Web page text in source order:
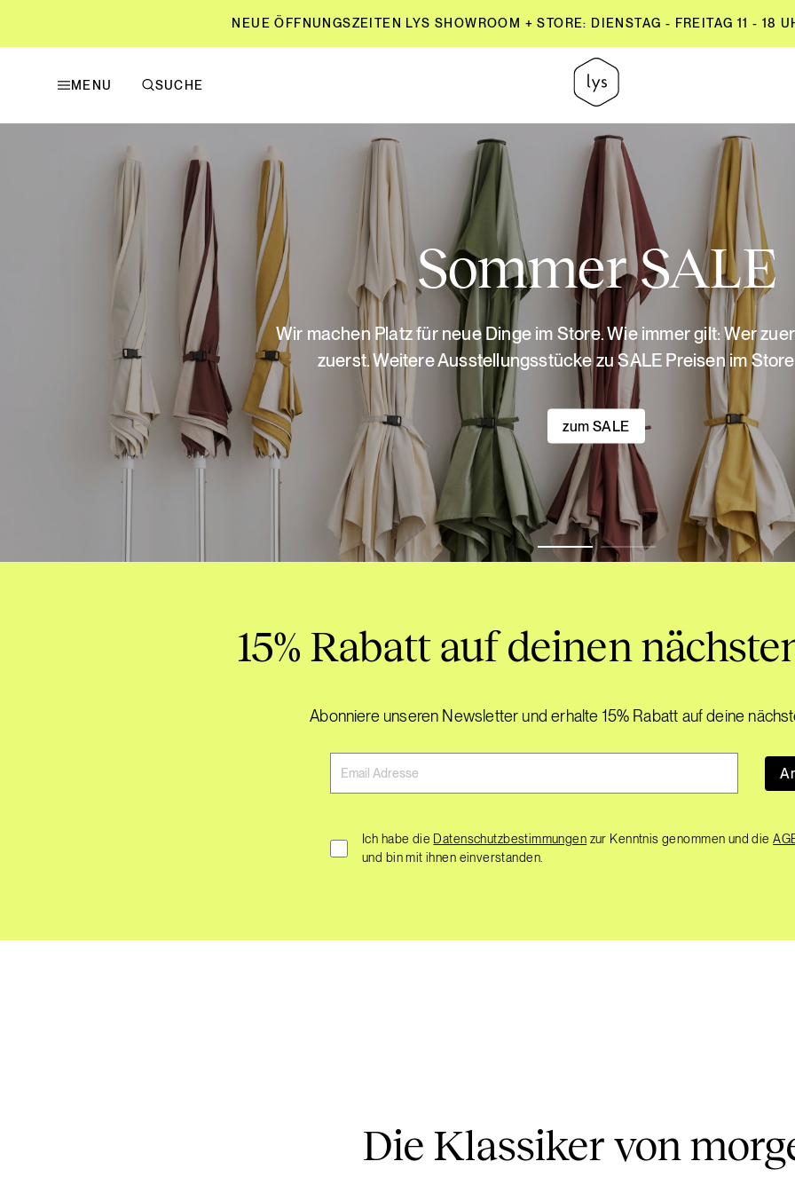
NEUE ÖFFNUNGSZEITEN LYS SHOWROOM + STORE: DIENSTAG - FREITAG 11 - 18
MENU SUCHE
NEUE ÖFFNUNGSZEITEN LYS SHOWROOM + STORE: DIENSTAG - FREITAG 11 - 18
Sommer SALE
Wir machen Platz für neue Dinge im Store. Wie immer gilt: Wer
zuerst. Weitere Ausstellungsstücke zu SALE Preisen im
zum SALE
15% Rabatt auf deinen
Abonniere unseren Newsletter und erhalte 15% Rabatt auf deine
Ich habe die Datenschutzbestimmungen zur Kenntnis genommen und die
und bin mit ihnen einverstanden.
Die Klassiker von